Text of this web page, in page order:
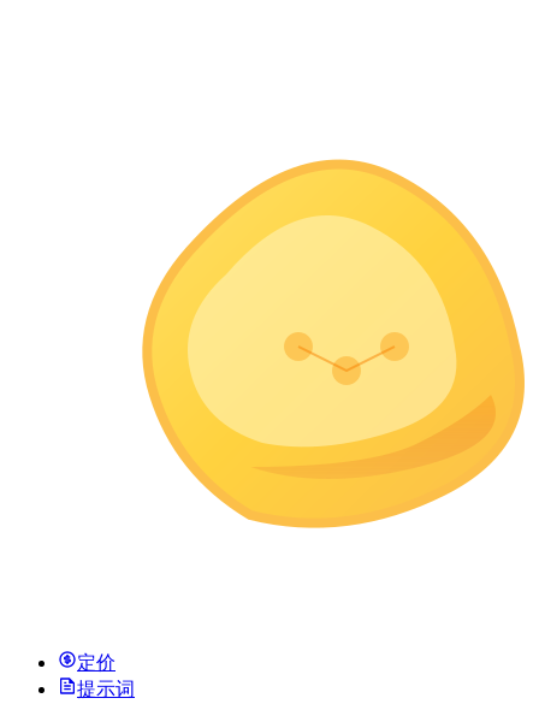
定价
提示词